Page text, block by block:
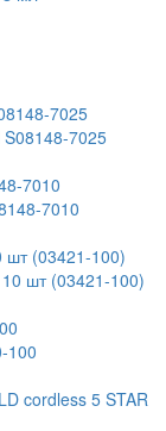
7025
7010
шт (03421-100)
cordless 5 STAR